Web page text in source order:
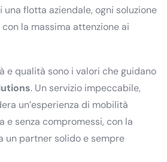
una flotta aziendale, ogni soluzione
la massima attenzione ai
e qualità sono i valori che guidano
. Un servizio impeccabile,
un’esperienza di mobilità
e senza compromessi, con la
un partner solido e sempre